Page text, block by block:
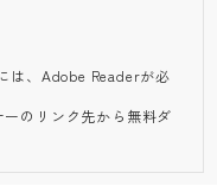
は、Adobe Readerが必
のリンク先から無料ダ